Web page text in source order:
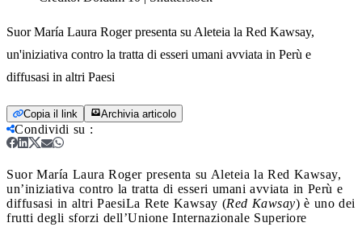
Suor María Laura Roger presenta su Aleteia la Red Kawsay,
un'iniziativa contro la tratta di esseri umani avviata in Perù e
diffusasi in altri Paesi
Copia il link Archivia articolo
Condividi su :
Suor María Laura Roger presenta su Aleteia la Red Kawsay,
un’iniziativa contro la tratta di esseri umani avviata in Perù e
diffusasi in altri PaesiLa Rete Kawsay (Red Kawsay) è uno dei
frutti degli sforzi dell’Unione Internazionale Superiore